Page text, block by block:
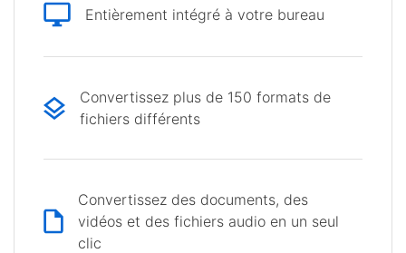
Entièrement intégré à votre bureau
Convertissez plus de 150 formats de
fichiers différents
Convertissez des documents, des
vidéos et des fichiers audio en un seul
clic